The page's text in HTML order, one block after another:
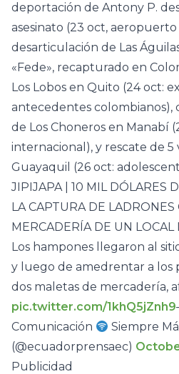
deportación de Antony P.
asesinato (23 oct,
desarticulación de Las
«Fede», recapturado en
Los Lobos en Quito (24 oct:
antecedentes colombianos),
de Los Choneros en Manabí
internacional), y rescate de
Guayaquil (26 oct:
JIPIJAPA | 10 MIL DÓLARES
LA CAPTURA DE LADRONES
MERCADERÍA DE UN
Los hampones llegaron al
y luego de amedrentar a los
dos maletas de mercadería,
pic.twitter.com/1khQ5jZnh9
Comunicación
Siempre
(@ecuadorprensaec)
Publicidad